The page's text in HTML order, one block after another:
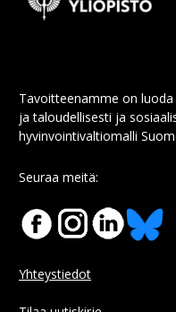
Tavoitteenamme on
ja taloudellisesti ja
hyvinvointivaltiomalli
Seuraa meitä:
Yhteystiedot